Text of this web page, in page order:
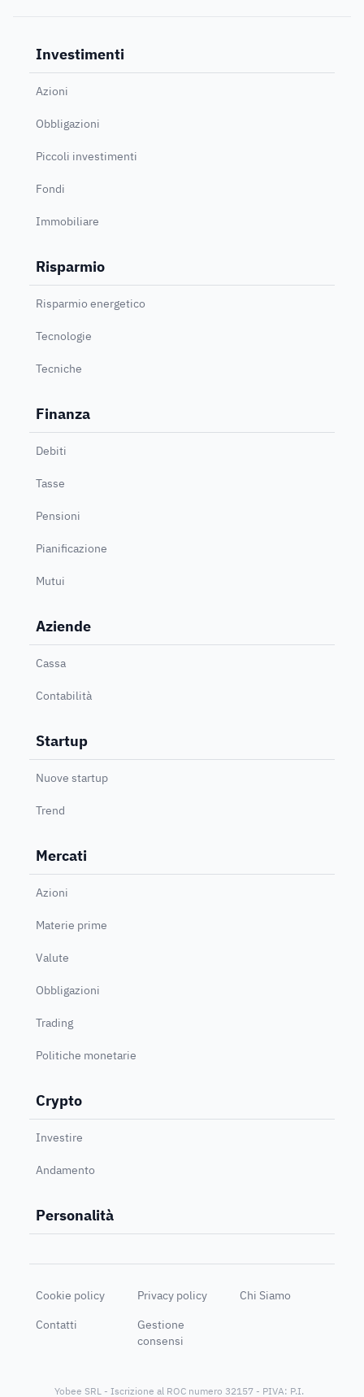
Investimenti
Azioni
Obbligazioni
Piccoli investimenti
Fondi
Immobiliare
Risparmio
Risparmio energetico
Tecnologie
Tecniche
Finanza
Debiti
Tasse
Pensioni
Pianificazione
Mutui
Aziende
Cassa
Contabilità
Startup
Nuove startup
Trend
Mercati
Azioni
Materie prime
Valute
Obbligazioni
Trading
Politiche monetarie
Crypto
Investire
Andamento
Personalità
Cookie policy Privacy policy
Chi Siamo
Contatti
Gestione
consensi
Yobee SRL - Iscrizione al ROC numero 32157 - PIVA: P.I.